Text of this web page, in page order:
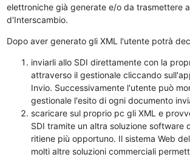
elettroniche già generate e/o da trasmettere
d'Interscambio.
Dopo aver generato gli XML l'utente potrà
inviarli allo SDI direttamente con la
attraverso il gestionale cliccando
Invio. Successivamente l'utente può
gestionale l'esito di ogni documento
scaricare sul proprio pc gli XML e
SDI tramite un altra soluzione software
ritiene più opportuno. Il sistema Web
molti altre soluzioni commerciali